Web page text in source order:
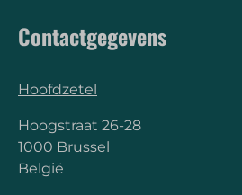
Contactgegevens
Hoofdzetel
Hoogstraat 26-28
1000 Brussel
België